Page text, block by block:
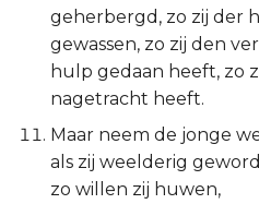
Esther
Psalmen
Spreuken
geherbergd, zo zij der
gewassen, zo zij den
hulp gedaan heeft, zo
nagetracht heeft.
Maar neem de jonge
als zij weelderig
zo willen zij huwen,